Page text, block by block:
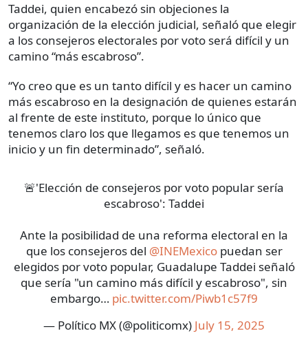
Taddei, quien encabezó sin objeciones la
organización de la elección judicial, señaló que elegir
a los consejeros electorales por voto será difícil y un
camino “más escabroso”.
“Yo creo que es un tanto difícil y es hacer un camino
más escabroso en la designación de quienes estarán
al frente de este instituto, porque lo único que
tenemos claro los que llegamos es que tenemos un
inicio y un fin determinado”, señaló.
🚨'Elección de consejeros por voto popular sería
escabroso': Taddei
Ante la posibilidad de una reforma electoral en la
que los consejeros del @INEMexicopuedan ser
elegidos por voto popular, Guadalupe Taddei señaló
que sería "un camino más difícil y escabroso", sin
embargo… pic.twitter.com/Piwb1c57f9
— Político MX (@politicomx) July 15, 2025